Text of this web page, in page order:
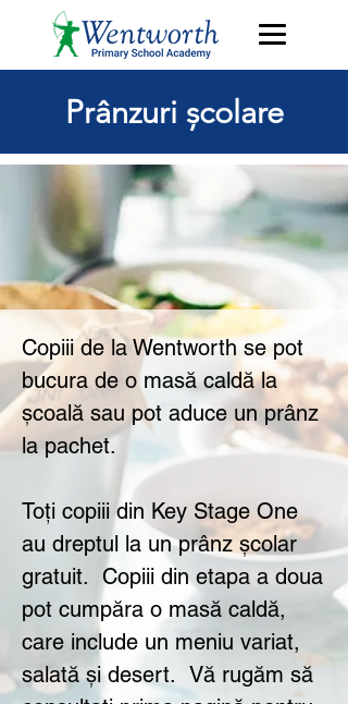
Prânzuri școlare
Copiii de la Wentworth se pot
bucura de o masă caldă la
școală sau pot aduce un prânz
la pachet.
Toți copiii din Key Stage One
au dreptul la un prânz școlar
gratuit. Copiii din etapa a doua
pot cumpăra o masă caldă,
care include un meniu variat,
salată și desert. Vă rugăm să